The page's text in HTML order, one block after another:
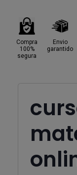
Compra
100%
segura
Envio
garantido